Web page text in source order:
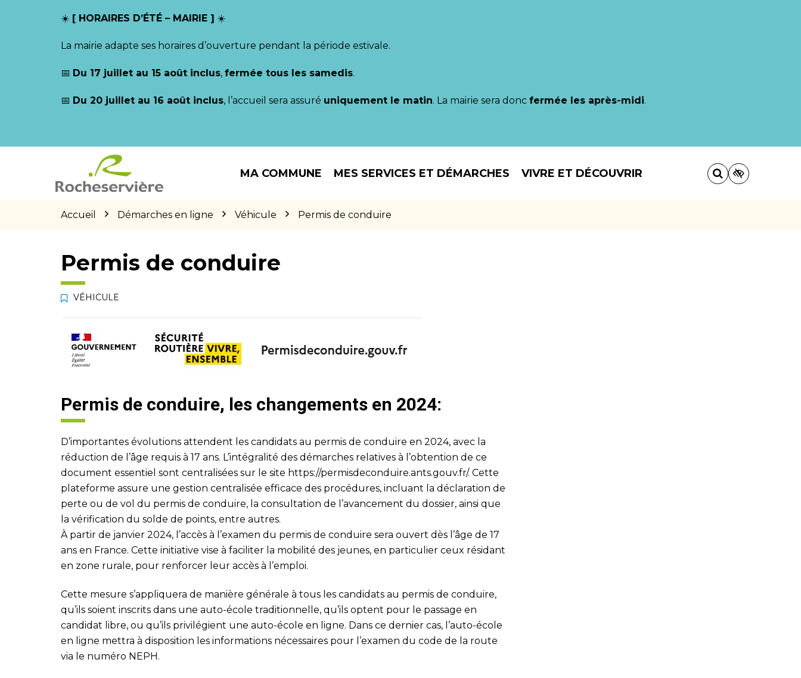
☀️ [ HORAIRES D’ÉTÉ – MAIRIE ] ☀️
La mairie adapte ses horaires d’ouverture pendant la période estivale.
📅 Du 17 juillet au 15 août inclus, fermée tous les samedis.
📅 Du 20 juillet au 16 août inclus, l’accueil sera assuré uniquement le matin. La mairie sera donc fermée les après-midi.
MA COMMUNE MES SERVICES ET DÉMARCHES VIVRE ET DÉCOUVRIR
Accueil Démarches en ligne Véhicule Permis de conduire
Permis de conduire
VÉHICULE
Permis de conduire, les changements en 2024:
D’importantes évolutions attendent les candidats au permis de conduire en 2024, avec la
réduction de l’âge requis à 17 ans. L’intégralité des démarches relatives à l’obtention de ce
document essentiel sont centralisées sur le site https://permisdeconduire.ants.gouv.fr/. Cette
plateforme assure une gestion centralisée efficace des procédures, incluant la déclaration de
perte ou de vol du permis de conduire, la consultation de l’avancement du dossier, ainsi que
la vérification du solde de points, entre autres.
À partir de janvier 2024, l’accès à l’examen du permis de conduire sera ouvert dès l’âge de 17
ans en France. Cette initiative vise à faciliter la mobilité des jeunes, en particulier ceux résidant
en zone rurale, pour renforcer leur accès à l’emploi.
Cette mesure s’appliquera de manière générale à tous les candidats au permis de conduire,
qu’ils soient inscrits dans une auto-école traditionnelle, qu’ils optent pour le passage en
candidat libre, ou qu’ils privilégient une auto-école en ligne. Dans ce dernier cas, l’auto-école
en ligne mettra à disposition les informations nécessaires pour l’examen du code de la route
via le numéro NEPH.